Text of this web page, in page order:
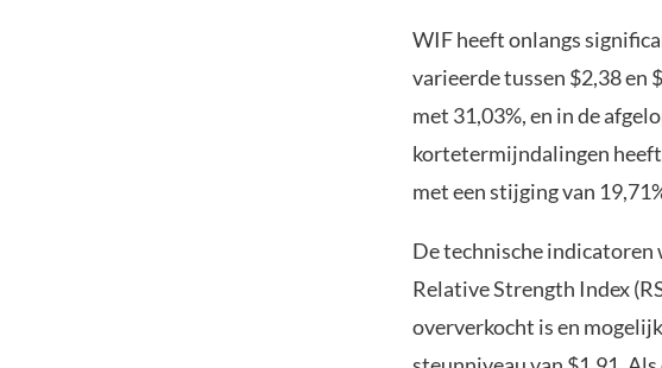
WIF heeft onlangs
varieerde tussen $2,38 en
met 31,03%, en in de
kortetermijndalingen heeft
met een stijging van
De technische indicatoren
Relative Strength Index
oververkocht is en